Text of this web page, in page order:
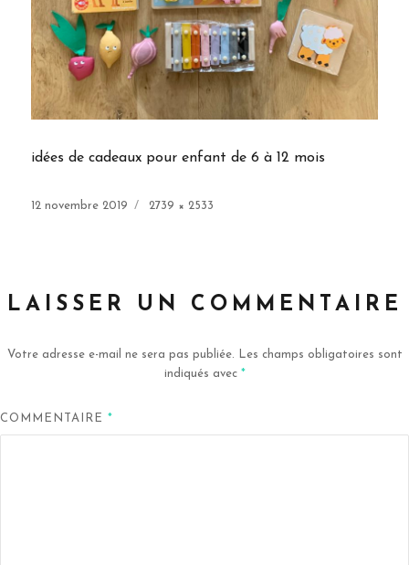
idées de cadeaux pour enfant de 6 à 12 mois
Publié
12 novembre 2019
Taille
2739 × 2533
LAISSER UN COMMENTAIRE
Votre adresse e-mail ne sera pas publiée.
Les champs obligatoires sont
indiqués avec *
COMMENTAIRE *